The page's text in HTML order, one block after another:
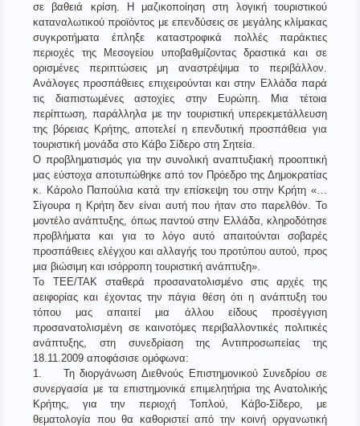
σε βαθειά κρίση. Η μαζικοποίηση στη λογική τουριστικού
καταναλωτικού προϊόντος με επενδύσεις σε μεγάλης κλίμακας
συγκροτήματα έπληξε καταστροφικά πολλές παράκτιες
περιοχές της Μεσογείου υποβαθμίζοντας δραστικά και σε
ορισμένες περιπτώσεις μη αναστρέψιμα το περιβάλλον.
Ανάλογες προσπάθειες επιχειρούνται και στην Ελλάδα παρά
τις διαπιστωμένες αστοχίες στην Ευρώπη. Μια τέτοια
περίπτωση, παράλληλα με την τουριστική υπερεκμετάλλευση
της βόρειας Κρήτης, αποτελεί η επενδυτική προσπάθεια για
τουριστική μονάδα στο Κάβο Σίδερο στη Σητεία.
Ο προβληματισμός για την συνολική αναπτυξιακή προοπτική
μας εύστοχα αποτυπώθηκε από τον Πρόεδρο της Δημοκρατίας
κ. Κάρολο Παπούλια κατά την επίσκεψη του στην Κρήτη «…
Σίγουρα η Κρήτη δεν είναι αυτή που ήταν στο παρελθόν. Το
μοντέλο ανάπτυξης, όπως παντού στην Ελλάδα, κληροδότησε
προβλήματα και για το λόγο αυτό απαιτούνται σοβαρές
προσπάθειες ελέγχου και αλλαγής του προτύπου αυτού, προς
μια βιώσιμη και ισόρροπη τουριστική ανάπτυξη».
Το ΤΕΕ/ΤΑΚ σταθερά προσανατολισμένο στις αρχές της
αειφορίας και έχοντας την πάγια θέση ότι η ανάπτυξη του
τόπου μας απαιτεί μια άλλου είδους προσέγγιση
προσανατολισμένη σε καινοτόμες περιβαλλοντικές πολιτικές
ανάπτυξης, στη συνεδρίαση της Αντιπροσωπείας της
18.11.2009 αποφάσισε ομόφωνα:
1. Τη διοργάνωση Διεθνούς Επιστημονικού Συνεδρίου σε
συνεργασία με τα επιστημονικά επιμελητήρια της Ανατολικής
Κρήτης, για την περιοχή Τοπλού, Κάβο-Σίδερο, με
θεματολογία που θα καθοριστεί από την κοινή οργανωτική